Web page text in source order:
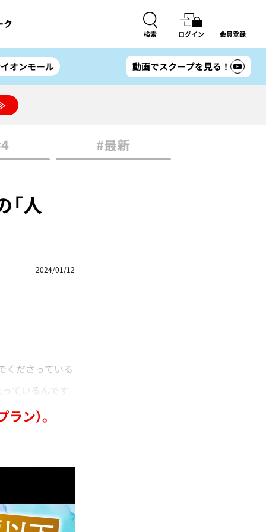
ク
検索 ログイン 会員登録
オンモール 動画でスクープを見る！
#最新
人
2024/01/12
くださっている
ているんです
ン）。